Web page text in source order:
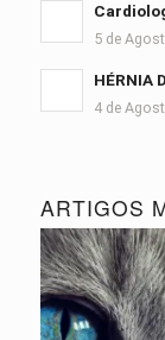
5 de
HÉRNIA
4 de
ARTIGOS